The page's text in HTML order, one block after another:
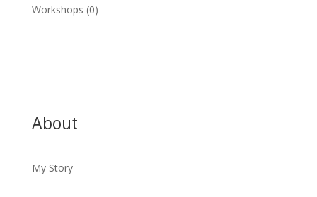
Workshops (0)
About
My Story